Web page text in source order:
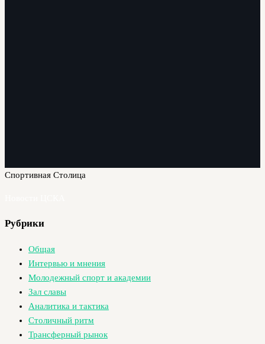
Спортивная Столица
Рубрики
Общая
Интервью и мнения
Молодежный спорт и академии
Зал славы
Аналитика и тактика
Столичный ритм
Трансферный рынок